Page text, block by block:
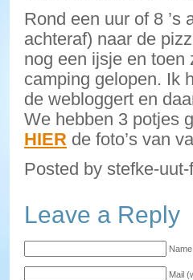
Rond een uur of 8
achteraf) naar de
nog een ijsje en toen
camping gelopen. Ik
de webloggert en
We hebben 3 potjes
HIER de foto’s van
Posted by stefke-
Leave a Reply
Mail